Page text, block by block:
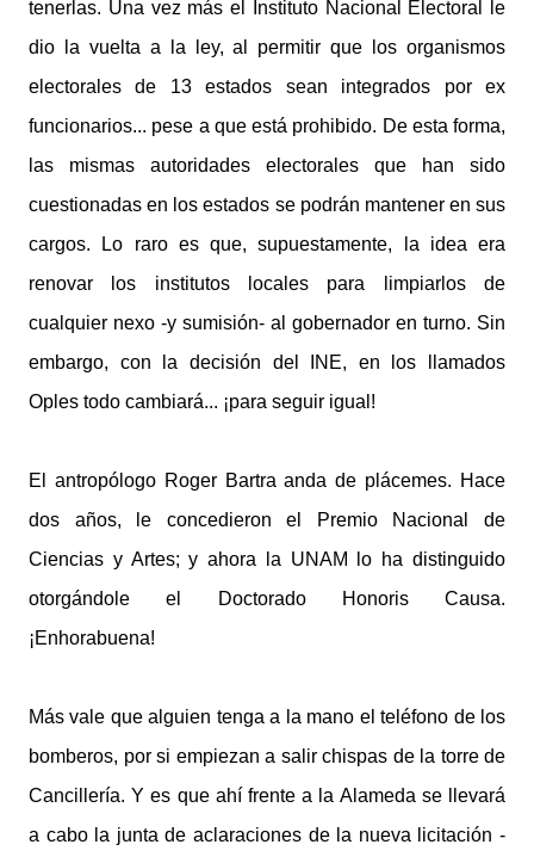
tenerlas. Una vez más el Instituto Nacional Electoral le
dio la vuelta a la ley, al permitir que los organismos
electorales de 13 estados sean integrados por ex
funcionarios... pese a que está prohibido. De esta forma,
las mismas autoridades electorales que han sido
cuestionadas en los estados se podrán mantener en sus
cargos. Lo raro es que, supuestamente, la idea era
renovar los institutos locales para limpiarlos de
cualquier nexo -y sumisión- al gobernador en turno. Sin
embargo, con la decisión del INE, en los llamados
Oples todo cambiará... ¡para seguir igual!
El antropólogo Roger Bartra anda de plácemes. Hace
dos años, le concedieron el Premio Nacional de
Ciencias y Artes; y ahora la UNAM lo ha distinguido
otorgándole el Doctorado Honoris Causa.
¡Enhorabuena!
Más vale que alguien tenga a la mano el teléfono de los
bomberos, por si empiezan a salir chispas de la torre de
Cancillería. Y es que ahí frente a la Alameda se llevará
a cabo la junta de aclaraciones de la nueva licitación -